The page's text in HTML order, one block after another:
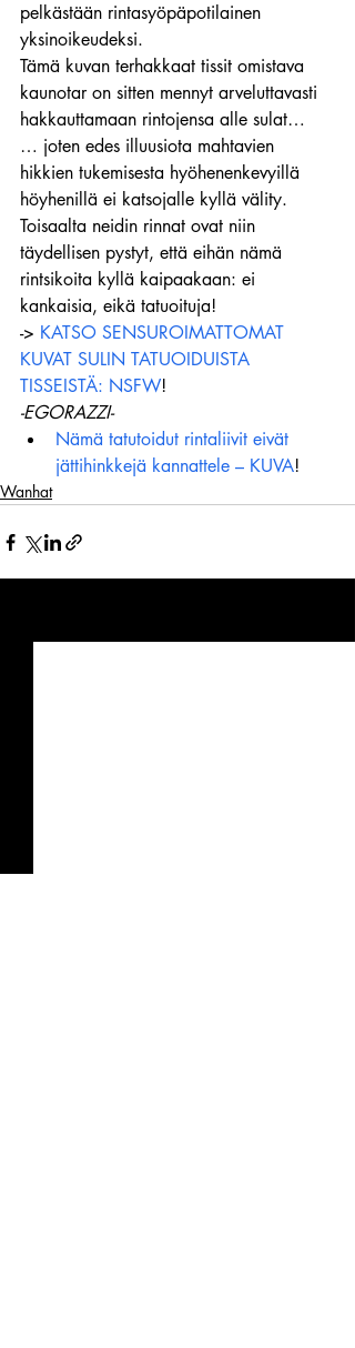
pelkästään rintasyöpäpotilainen
yksinoikeudeksi.
Tämä kuvan terhakkaat tissit omistava
kaunotar on sitten mennyt arveluttavasti
hakkauttamaan rintojensa alle sulat…
… joten edes illuusiota mahtavien
hikkien tukemisesta hyöhenenkevyillä
höyhenillä ei katsojalle kyllä välity.
Toisaalta neidin rinnat ovat niin
täydellisen pystyt, että eihän nämä
rintsikoita kyllä kaipaakaan: ei
kankaisia, eikä tatuoituja!
-> KATSO SENSUROIMATTOMAT
KUVAT SULIN TATUOIDUISTA
TISSEISTÄ: NSFW!
-EGORAZZI-
Nämä tatutoidut rintaliivit eivät
jättihinkkejä kannattele – KUVA!
Wanhat